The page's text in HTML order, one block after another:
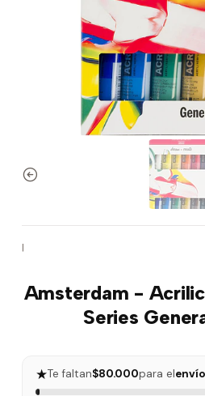
|
Amsterdam -
Series
★Te faltan$80.000para el